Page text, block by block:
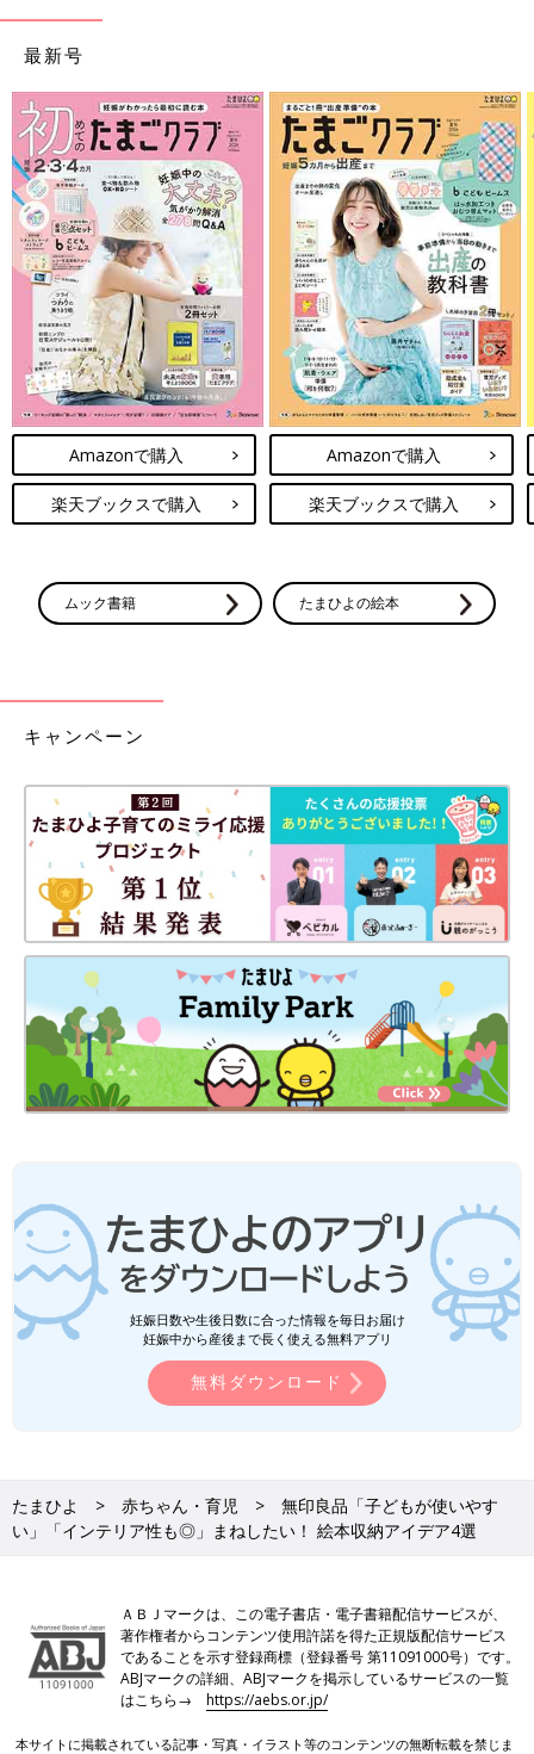
最新号
Amazonで購入
楽天ブックスで購入
Amazonで購入
楽天ブックスで購入
ムック書籍 たまひよの絵本
キャンペーン
妊娠日数や生後日数に合った情報を毎日お届け
妊娠中から産後まで長く使える無料アプリ
無料ダウンロード
たまひよ 赤ちゃん・育児
無印良品「子どもが使いやす
い」「インテリア性も◎」まねしたい！ 絵本収納アイデア4選
ＡＢＪマークは、この電子書店・電子書籍配信サービスが、
著作権者からコンテンツ使用許諾を得た正規版配信サービス
であることを示す登録商標（登録番号 第11091000号）です。
ABJマークの詳細、ABJマークを掲示しているサービスの一覧
はこちら→https://aebs.or.jp/
本サイトに掲載されている記事・写真・イラスト等のコンテンツの無断転載を禁じま